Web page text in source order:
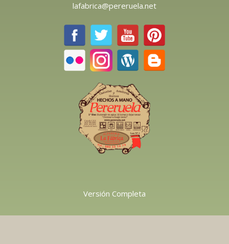
lafabrica@pereruela.net
Versión Completa